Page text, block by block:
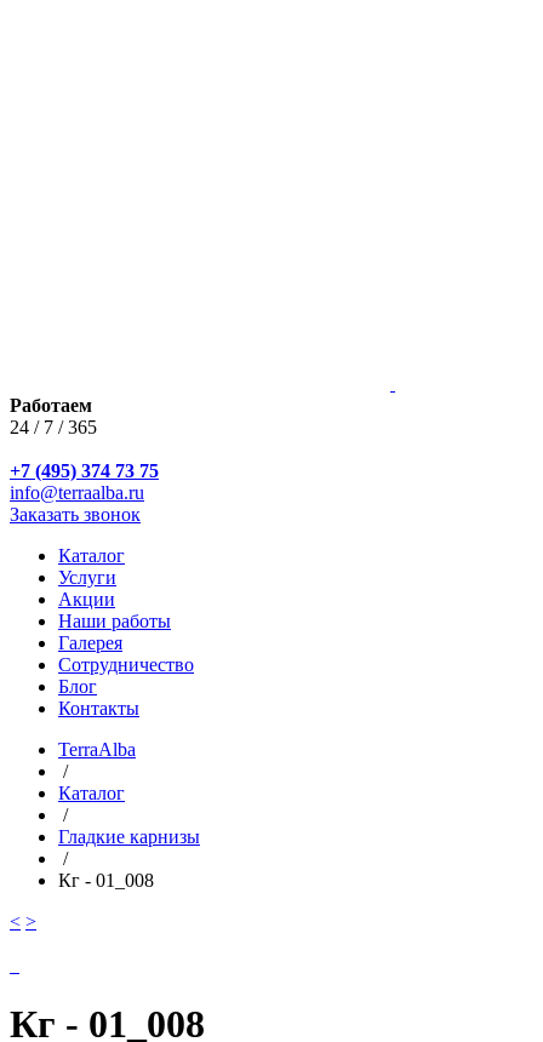
Работаем
24 / 7 / 365
+7 (495) 374 73 75
info@terraalba.ru
Заказать звонок
Каталог
Услуги
Акции
Наши работы
Галерея
Сотрудничество
Блог
Контакты
TerraAlba
/
Каталог
/
Гладкие карнизы
/
Кг - 01_008
< >
Кг - 01_008